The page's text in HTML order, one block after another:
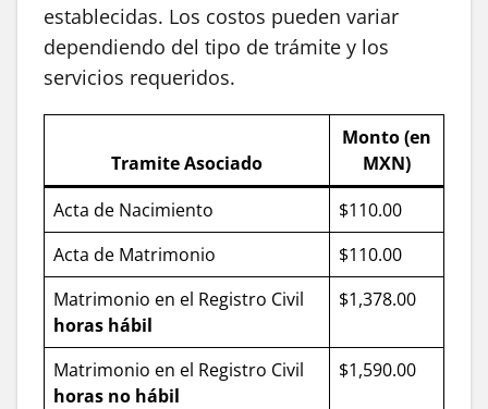
establecidas. Los costos pueden variar
dependiendo del tipo de trámite y los
servicios requeridos.
Tramite Asociado
Monto (en
MXN)
Acta de Nacimiento
$110.00
Acta de Matrimonio
$110.00
Matrimonio en el Registro Civil
horas hábil
$1,378.00
Matrimonio en el Registro Civil
horas no hábil
$1,590.00